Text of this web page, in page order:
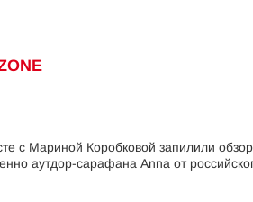
с Мариной Коробковой запилили
аутдор-сарафана Anna от